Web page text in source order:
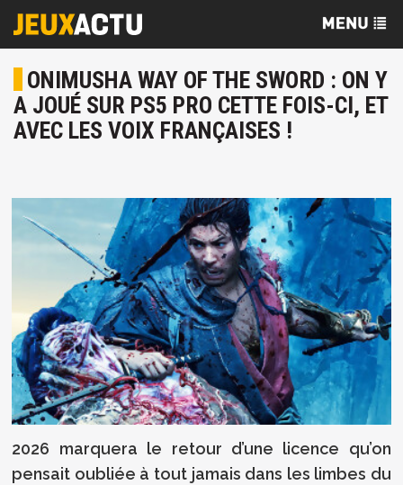
ONIMUSHA WAY OF THE SWORD : ON Y
A JOUÉ SUR PS5 PRO CETTE FOIS-CI, ET
AVEC LES VOIX FRANÇAISES !
2026 marquera le retour d’une licence qu’on
pensait oubliée à tout jamais dans les limbes du